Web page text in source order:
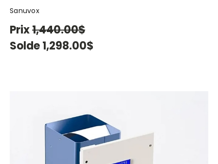
Sanuvox
Prix1,440.00$
Solde1,298.00$